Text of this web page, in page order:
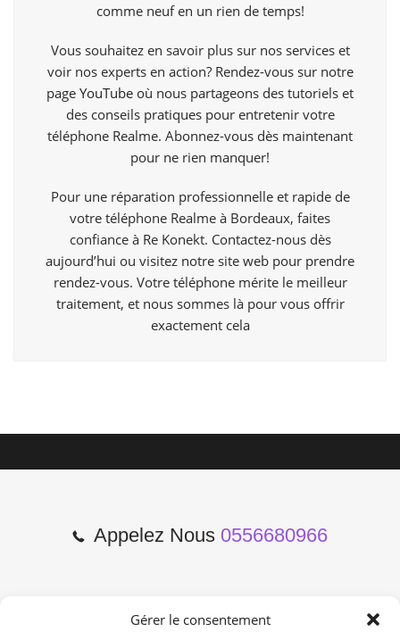
Gérer le consentement
comme neuf en un rien de temps!
Vous souhaitez en savoir plus sur nos services et
voir nos experts en action? Rendez-vous sur notre
page YouTube où nous partageons des tutoriels et
des conseils pratiques pour entretenir votre
téléphone Realme. Abonnez-vous dès maintenant
pour ne rien manquer!
Pour une réparation professionnelle et rapide de
votre téléphone Realme à Bordeaux, faites
confiance à Re Konekt. Contactez-nous dès
aujourd’hui ou visitez notre site web pour prendre
rendez-vous. Votre téléphone mérite le meilleur
traitement, et nous sommes là pour vous offrir
exactement cela
Appelez Nous 0556680966
2 Cours de l'Yser 33800